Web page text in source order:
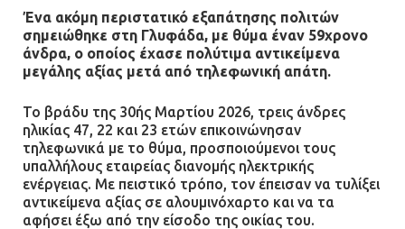
Ένα ακόμη περιστατικό εξαπάτησης πολιτών
σημειώθηκε στη Γλυφάδα, με θύμα έναν 59χρονο
άνδρα, ο οποίος έχασε πολύτιμα αντικείμενα
μεγάλης αξίας μετά από τηλεφωνική απάτη.
Το βράδυ της 30ής Μαρτίου 2026, τρεις άνδρες
ηλικίας 47, 22 και 23 ετών επικοινώνησαν
τηλεφωνικά με το θύμα, προσποιούμενοι τους
υπαλλήλους εταιρείας διανομής ηλεκτρικής
ενέργειας. Με πειστικό τρόπο, τον έπεισαν να τυλίξει
αντικείμενα αξίας σε αλουμινόχαρτο και να τα
αφήσει έξω από την είσοδο της οικίας του.